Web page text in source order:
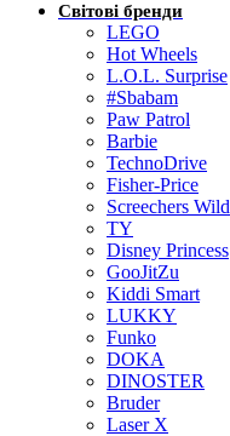
Світові бренди
LEGO
Hot Wheels
L.O.L. Surprise
#Sbabam
Paw Patrol
Barbie
TechnoDrive
Fisher-Price
Screechers Wild
TY
Disney Princess
GooJitZu
Kiddi Smart
LUKKY
Funko
DOKA
DINOSTER
Bruder
Laser X